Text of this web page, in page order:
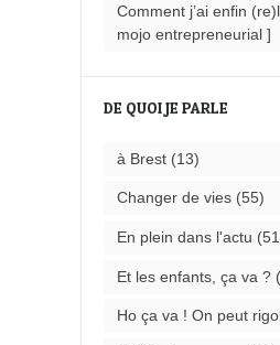
Comment j’ai enfin
mojo entrepreneurial ]
DE QUOI JE PARLE
à Brest(13)
Changer de vies(55)
En plein dans l'actu
Et les enfants, ça va ?
Ho ça va ! On peut